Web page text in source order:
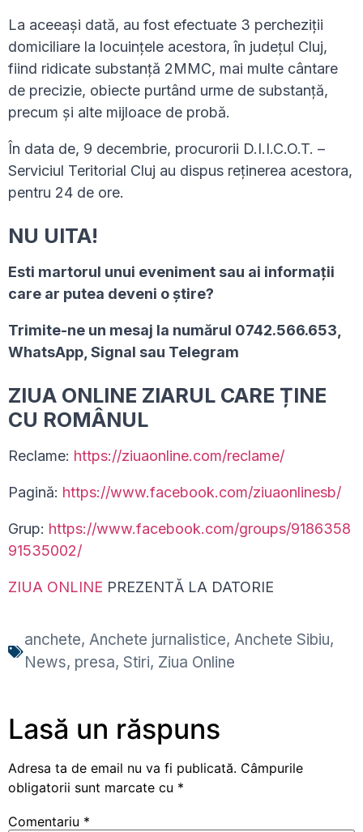
La aceeași dată, au fost efectuate 3 percheziții
domiciliare la locuințele acestora, în județul Cluj,
fiind ridicate substanță 2MMC, mai multe cântare
de precizie, obiecte purtând urme de substanță,
precum și alte mijloace de probă.
În data de, 9 decembrie, procurorii D.I.I.C.O.T. –
Serviciul Teritorial Cluj au dispus reținerea acestora,
pentru 24 de ore.
NU UITA!
Esti martorul unui eveniment sau ai informaţii
care ar putea deveni o ştire?
Trimite-ne un mesaj la numărul 0742.566.653,
WhatsApp, Signal sau Telegram
ZIUA ONLINE ZIARUL CARE ȚINE
CU ROMÂNUL
Reclame: https://ziuaonline.com/reclame/
Pagină: https://www.facebook.com/ziuaonlinesb/
Grup: https://www.facebook.com/groups/9186358
91535002/
ZIUA ONLINE PREZENTĂ LA DATORIE
anchete, Anchete jurnalistice, Anchete Sibiu,
News, presa, Stiri, Ziua Online
Lasă un răspuns
Adresa ta de email nu va fi publicată. Câmpurile
obligatorii sunt marcate cu *
Comentariu *